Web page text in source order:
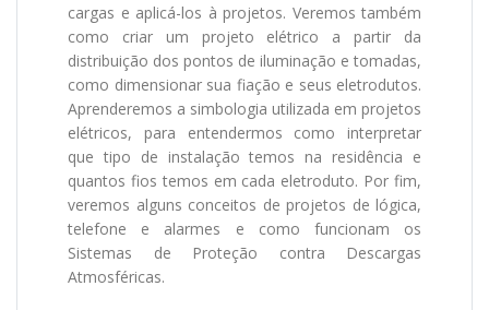
cargas e aplicá-los à projetos. Veremos também
como criar um projeto elétrico a partir da
distribuição dos pontos de iluminação e tomadas,
como dimensionar sua fiação e seus eletrodutos.
Aprenderemos a simbologia utilizada em projetos
elétricos, para entendermos como interpretar
que tipo de instalação temos na residência e
quantos fios temos em cada eletroduto. Por fim,
veremos alguns conceitos de projetos de lógica,
telefone e alarmes e como funcionam os
Sistemas de Proteção contra Descargas
Atmosféricas.